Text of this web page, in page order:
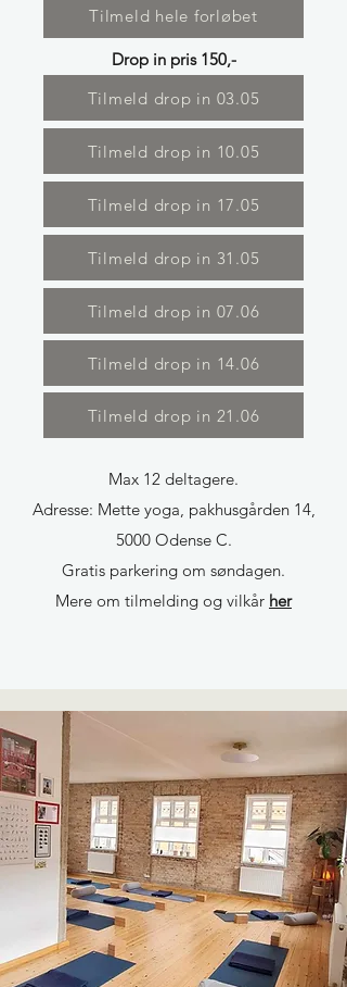
Tilmeld hele forløbet
Drop in pris 150,-
Tilmeld drop in 03.05
Tilmeld drop in 10.05
Tilmeld drop in 17.05
Tilmeld drop in 31.05
Tilmeld drop in 07.06
Tilmeld drop in 14.06
Tilmeld drop in 21.06
Max 12 deltagere.
Adresse: Mette yoga, pakhusgården 14,
5000 Odense C.
Gratis parkering om søndagen.
Mere om tilmelding og vilkår her